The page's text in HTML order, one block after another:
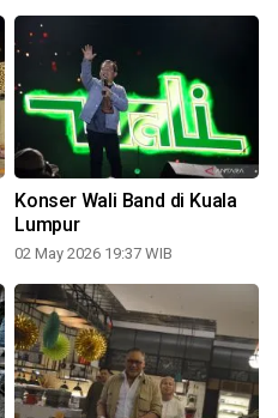
Konser Wali Band di Kuala
Lumpur
02 May 2026 19:37 WIB